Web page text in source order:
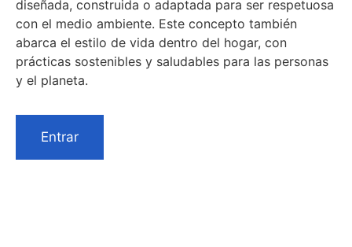
diseñada, construida o adaptada para ser respetuosa
con el medio ambiente. Este concepto también
abarca el estilo de vida dentro del hogar, con
prácticas sostenibles y saludables para las personas
y el planeta.
Entrar